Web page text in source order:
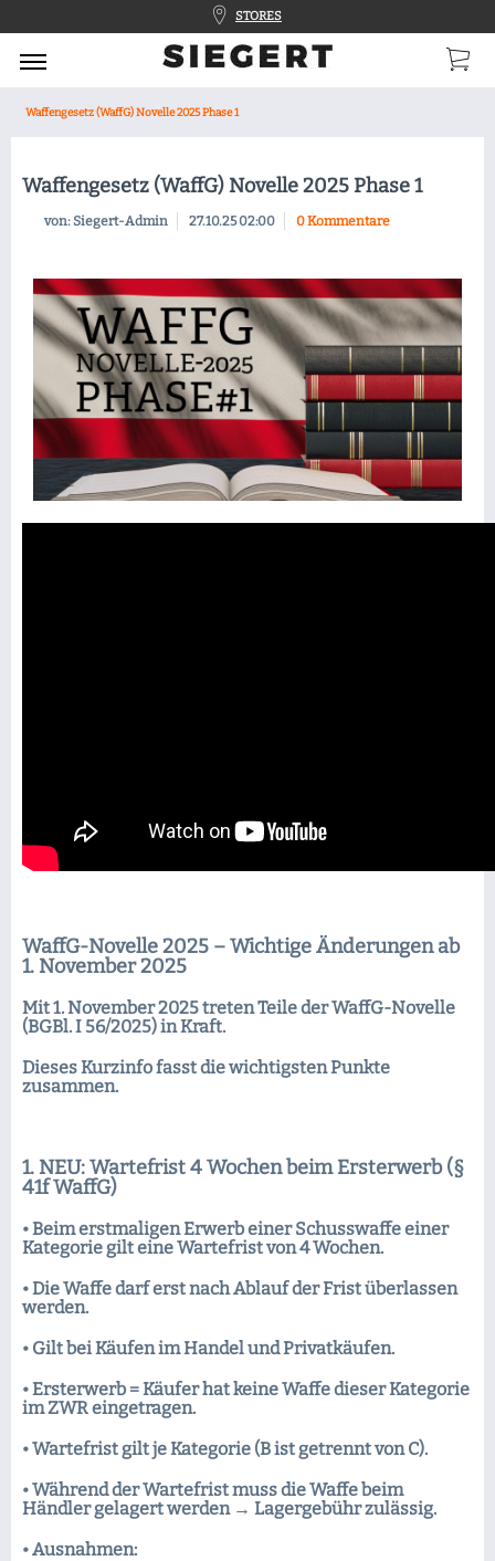
STORES
Waffengesetz (WaffG) Novelle 2025 Phase 1
Waffengesetz (WaffG) Novelle 2025 Phase 1
von: Siegert-Admin 27.10.25 02:00 0 Kommentare
WaffG-Novelle 2025 – Wichtige Änderungen ab
1. November 2025
Mit 1. November 2025 treten Teile der WaffG-Novelle
(BGBl. I 56/2025) in Kraft.
Dieses Kurzinfo fasst die wichtigsten Punkte
zusammen.
1. NEU: Wartefrist 4 Wochen beim Ersterwerb (§
41f WaffG)
• Beim erstmaligen Erwerb einer Schusswaffe einer
Kategorie gilt eine Wartefrist von 4 Wochen.
• Die Waffe darf erst nach Ablauf der Frist überlassen
werden.
• Gilt bei Käufen im Handel und Privatkäufen.
• Ersterwerb = Käufer hat keine Waffe dieser Kategorie
im ZWR eingetragen.
• Wartefrist gilt je Kategorie (B ist getrennt von C).
• Während der Wartefrist muss die Waffe beim
Händler gelagert werden → Lagergebühr zulässig.
• Ausnahmen: